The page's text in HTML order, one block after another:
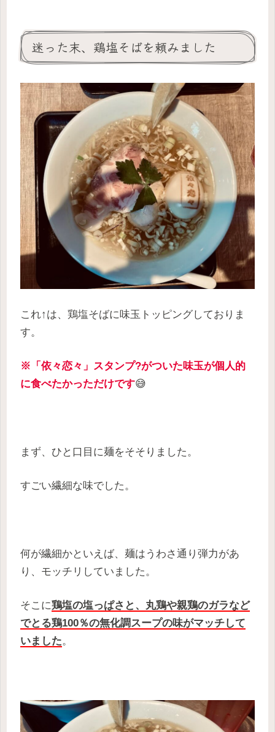
迷った末、鶏塩そばを頼みました
これ↑は、鶏塩そばに味玉トッピングしておりま
す。
※「依々恋々」スタンプ?がついた味玉が個人的
に食べたかっただけです😅
まず、ひと口目に麺をそそりました。
すごい繊細な味でした。
何が繊細かといえば、麺はうわさ通り弾力があ
り、モッチリしていました。
そこに鶏塩の塩っぱさと、丸鶏や親鶏のガラなど
でとる鶏100％の無化調スープの味がマッチして
いました。